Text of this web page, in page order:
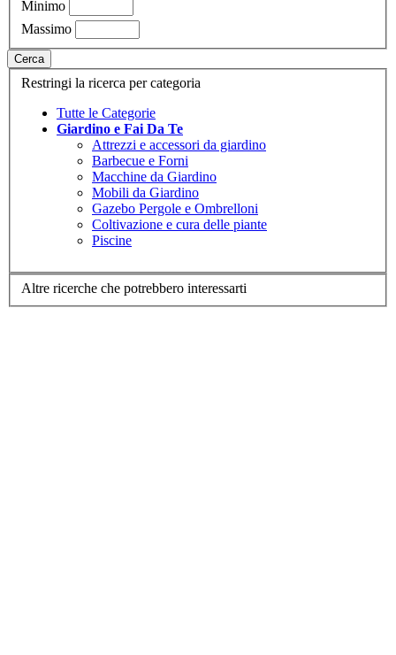
Minimo
Massimo
Cerca
Restringi la ricerca per categoria
Tutte le Categorie
Giardino e Fai Da Te
Attrezzi e accessori da giardino
Barbecue e Forni
Macchine da Giardino
Mobili da Giardino
Gazebo Pergole e Ombrelloni
Coltivazione e cura delle piante
Piscine
Altre ricerche che potrebbero interessarti